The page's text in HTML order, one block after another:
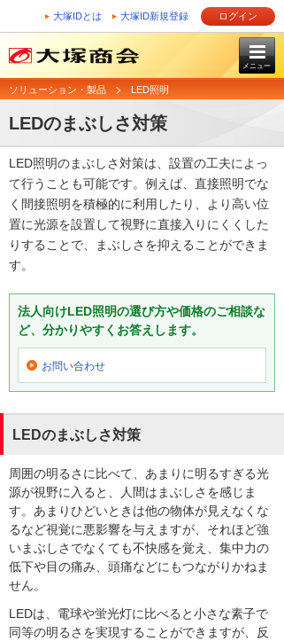
大塚IDとは 大塚ID新規登録 ログイン
メニュー
ソリューション・製品 LED照明
LEDのまぶしさ対策
LED照明のまぶしさ対策は、設置の工夫によっ
て行うことも可能です。例えば、直接照明でな
く間接照明を積極的に利用したり、より高い位
置に光源を設置して視野に直接入りにくくした
りすることで、まぶしさを抑えることができま
す。
法人向けLED照明の選び方や価格のご相談な
ど、分かりやすくお答えします。
お問い合わせ
LEDのまぶしさ対策
周囲の明るさに比べて、あまりに明るすぎる光
源が視野に入ると、人間はまぶしさを感じま
す。あまりひどいときは他の物体が見えなくな
るなど視覚に悪影響を与えますが、それほど強
いまぶしさでなくても不快感を覚え、集中力の
低下や目の痛み、頭痛などにもつながりかねま
せん。
LEDは、電球や蛍光灯に比べると小さな素子で
同等の明るさを実現することができますが、反